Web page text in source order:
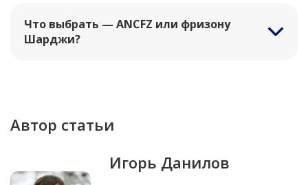
Что выбрать — ANCFZ или фризону
Шарджи?
Автор статьи
Игорь Данилов